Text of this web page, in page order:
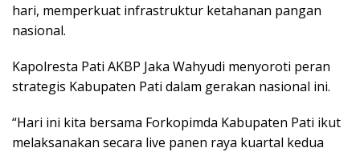
hari, memperkuat infrastruktur ketahanan pangan
nasional.
Kapolresta Pati AKBP Jaka Wahyudi menyoroti peran
strategis Kabupaten Pati dalam gerakan nasional ini.
“Hari ini kita bersama Forkopimda Kabupaten Pati ikut
melaksanakan secara live panen raya kuartal kedua